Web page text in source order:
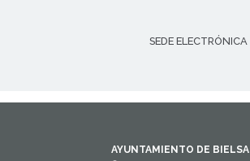
SEDE ELECTRÓNICA
AYUNTAMIENTO DE BIELSA